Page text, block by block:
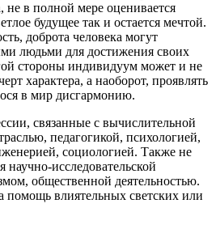
не в полной мере оценивается
будущее так и остается мечтой.
доброта человека могут
людьми для достижения своих
стороны индивидуум может и не
характера, а наоборот, проявлять
в мир дисгармонию.
связанные с вычислительной
педагогикой, психологией,
социологией. Также не
научно-исследовательской
общественной деятельностью.
помощь влиятельных светских или